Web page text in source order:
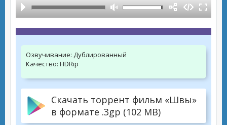
Озвучивание: Дублированный
Качество: HDRip
Скачать торрент фильм «Швы»
в формате .3gp (102 MB)